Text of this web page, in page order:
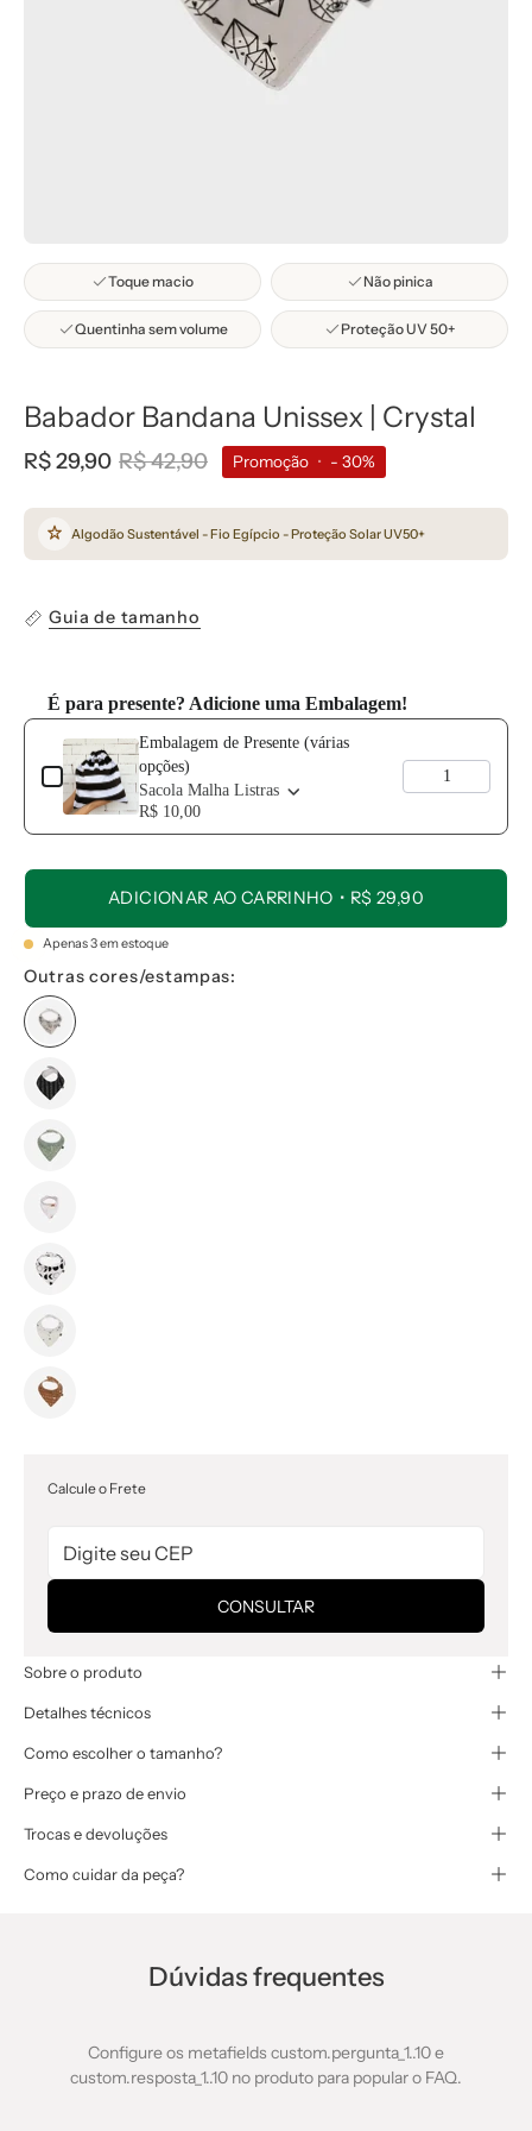
Toque macio Não pinica
Quentinha sem volume Proteção UV 50+
Babador Bandana Unissex | Crystal
R$ 29,90 R$ 42,90 Promoção • - 30%
Algodão Sustentável - Fio Egípcio - Proteção Solar UV50+
Guia de tamanho
É para presente? Adicione uma Embalagem!
Use the Previous and Next buttons to navigate through product
Embalagem de Presente (várias
opções)
Sacola Malha Listras
R$ 10,00
ADICIONAR AO CARRINHO R$ 29,90
Apenas3em estoque
Outras cores/estampas:
Calcule o Frete
CONSULTAR
Sobre o produto
Detalhes técnicos
Como escolher o tamanho?
Preço e prazo de envio
Trocas e devoluções
Como cuidar da peça?
Dúvidas frequentes
Configure os metafields custom.pergunta_1..10 e
custom.resposta_1..10 no produto para popular o FAQ.